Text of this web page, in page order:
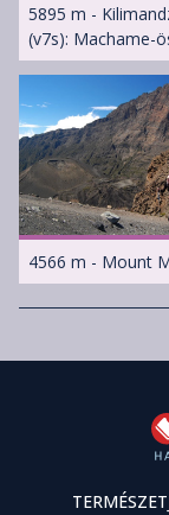
5895 m -
(v7s): Machame-
4566 m - Mount